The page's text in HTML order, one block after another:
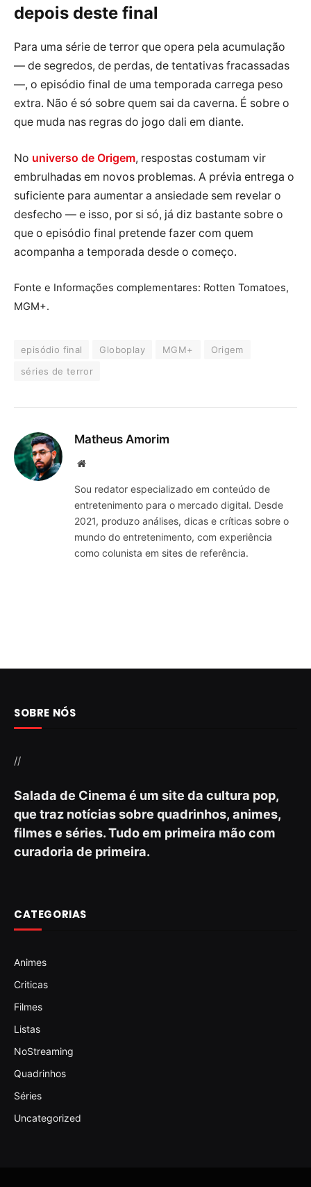
depois deste final
Para uma série de terror que opera pela acumulação
— de segredos, de perdas, de tentativas fracassadas
—, o episódio final de uma temporada carrega peso
extra. Não é só sobre quem sai da caverna. É sobre o
que muda nas regras do jogo dali em diante.
No universo de Origem, respostas costumam vir
embrulhadas em novos problemas. A prévia entrega o
suficiente para aumentar a ansiedade sem revelar o
desfecho — e isso, por si só, já diz bastante sobre o
que o episódio final pretende fazer com quem
acompanha a temporada desde o começo.
Fonte e Informações complementares: Rotten Tomatoes,
MGM+.
episódio final Globoplay MGM+
Origem
séries de terror
Matheus Amorim
Website
Sou redator especializado em conteúdo de
entretenimento para o mercado digital. Desde
2021, produzo análises, dicas e críticas sobre o
mundo do entretenimento, com experiência
como colunista em sites de referência.
SOBRE NÓS
//
Salada de Cinema é um site da cultura pop,
que traz notícias sobre quadrinhos, animes,
filmes e séries. Tudo em primeira mão com
curadoria de primeira.
CATEGORIAS
Animes
Criticas
Filmes
Listas
NoStreaming
Quadrinhos
Séries
Uncategorized